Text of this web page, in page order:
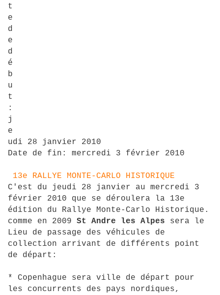
t
e
d
e
d
é
b
u
t
:
j
e
udi 28 janvier 2010
Date de fin:
mercredi 3 février 2010
13e RALLYE MONTE-CARLO HISTORIQUE
C'est du jeudi 28 janvier au mercredi 3
février 2010 que se déroulera la 13e
édition du Rallye Monte-Carlo Historique.
comme en 2009 St Andre les Alpes sera le
Lieu de passage des véhicules de
collection arrivant de différents point
de départ:
* Copenhague sera ville de départ pour
les concurrents des pays nordiques,